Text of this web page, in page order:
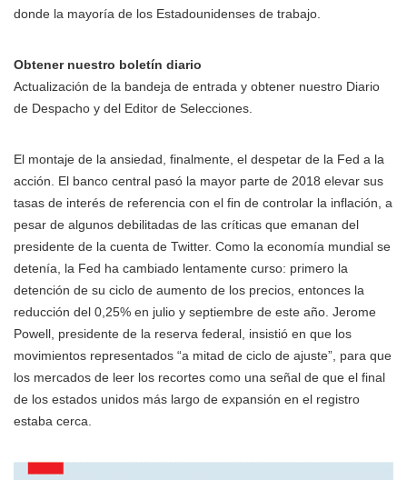
donde la mayoría de los Estadounidenses de trabajo.
Obtener nuestro boletín diario
Actualización de la bandeja de entrada y obtener nuestro Diario
de Despacho y del Editor de Selecciones.
El montaje de la ansiedad, finalmente, el despetar de la Fed a la
acción. El banco central pasó la mayor parte de 2018 elevar sus
tasas de interés de referencia con el fin de controlar la inflación, a
pesar de algunos debilitadas de las críticas que emanan del
presidente de la cuenta de Twitter. Como la economía mundial se
detenía, la Fed ha cambiado lentamente curso: primero la
detención de su ciclo de aumento de los precios, entonces la
reducción del 0,25% en julio y septiembre de este año. Jerome
Powell, presidente de la reserva federal, insistió en que los
movimientos representados “a mitad de ciclo de ajuste”, para que
los mercados de leer los recortes como una señal de que el final
de los estados unidos más largo de expansión en el registro
estaba cerca.